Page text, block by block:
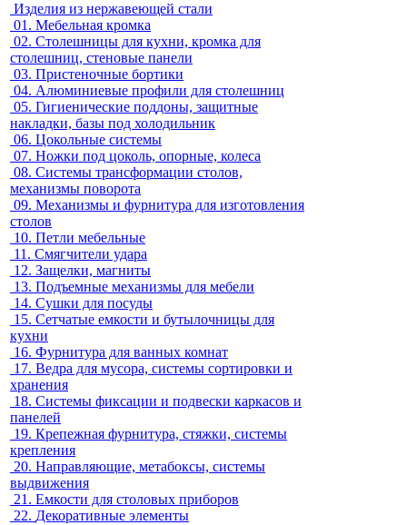
Изделия из нержавеющей стали
01. Мебельная кромка
02. Столешницы для кухни, кромка для
столешниц, стеновые панели
03. Пристеночные бортики
04. Алюминиевые профили для столешниц
05. Гигиенические поддоны, защитные
накладки, базы под холодильник
06. Цокольные системы
07. Ножки под цоколь, опорные, колеса
08. Системы трансформации столов,
механизмы поворота
09. Механизмы и фурнитура для изготовления
столов
10. Петли мебельные
11. Смягчители удара
12. Защелки, магниты
13. Подъемные механизмы для мебели
14. Сушки для посуды
15. Сетчатые емкости и бутылочницы для
кухни
16. Фурнитура для ванных комнат
17. Ведра для мусора, системы сортировки и
хранения
18. Системы фиксации и подвески каркасов и
панелей
19. Крепежная фурнитура, стяжки, системы
крепления
20. Направляющие, метабоксы, системы
выдвижения
21. Емкости для столовых приборов
22. Декоративные элементы